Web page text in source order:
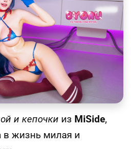
и кепочки из MiSide,
в жизнь милая и